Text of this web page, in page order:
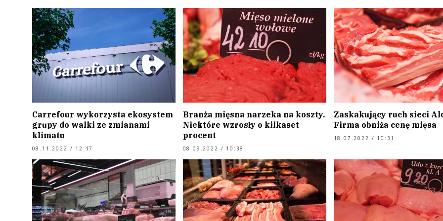
Carrefour wykorzysta ekosystem
grupy do walki ze zmianami
klimatu
08.11.2022 / 12:17
Branża mięsna narzeka na koszty.
Niektóre wzrosły o kilkaset
procent
08.09.2022 / 10:38
Zaskakujący ruch sieci
Firma obniża cenę mięsa
18.07.2022 / 10:31